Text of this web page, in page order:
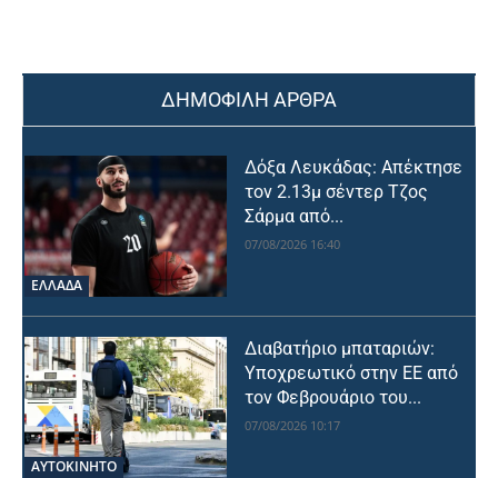
ΔΗΜΟΦΙΛΗ ΑΡΘΡΑ
ΕΛΛΑΔΑ
Δόξα Λευκάδας: Απέκτησε
τον 2.13μ σέντερ Τζος
Σάρμα από...
07/08/2026 16:40
ΑΥΤΟΚΙΝΗΤΟ
Διαβατήριο μπαταριών:
Υποχρεωτικό στην ΕΕ από
τον Φεβρουάριο του...
07/08/2026 10:17